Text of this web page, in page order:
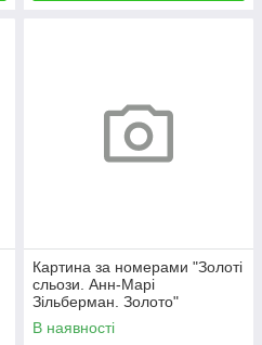
Картина за номерами "Золоті
сльози. Анн-Марі
Зільберман. Золото"
BS52812L 48×60 см
В наявності